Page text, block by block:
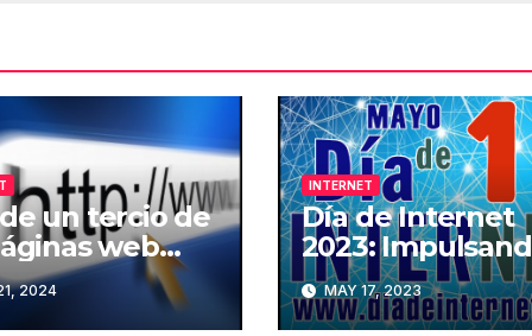
un tercio de
web
en 2013
2024
INTERNET
Día de Internet
2023:
Ciudadanía
MAY 17, 2023